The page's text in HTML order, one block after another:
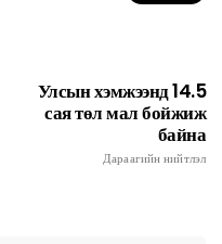
Улсын хэмжээнд 14.5
сая төл мал бойжиж
байна
Дараагийн нийтлэл